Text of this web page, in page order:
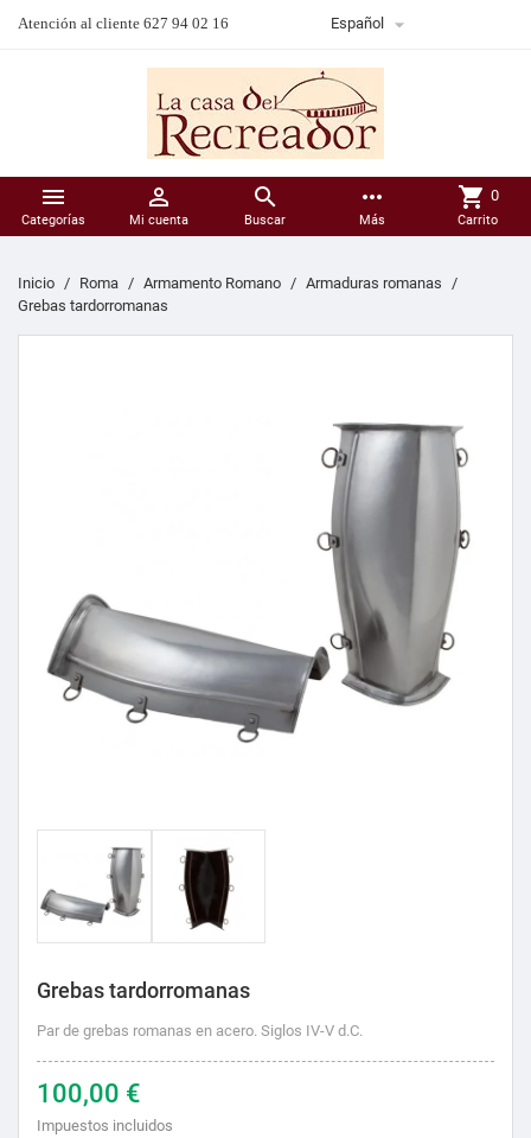
Atención al cliente 627 94 02 16 Español 

Categorías

Mi cuenta

Buscar
more_horiz
Más
shopping_cart 0
Carrito
Inicio Roma Armamento Romano
Armaduras romanas
Grebas tardorromanas
Grebas tardorromanas
Par de grebas romanas en acero. Siglos IV-V d.C.
100,00 €
Impuestos incluidos